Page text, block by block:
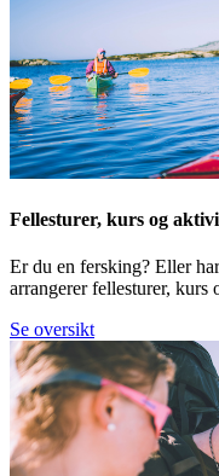
Fellesturer, kurs og
Er du en fersking? Eller
arrangerer fellesturer, kurs
Se oversikt